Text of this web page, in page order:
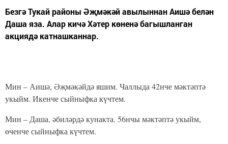
Безгә Тукай районы Әҗмәкәй авылыннан Аишә белән
Даша яза. Алар кичә Хәтер көненә багышланган
акциядә катнашканнар.
Мин – Аишә, Әҗмәкәйдә яшим. Чаллыда 42нче мәктәптә
укыйм. Икенче сыйныфка күчтем.
Мин – Даша, әбиләрдә кунакта. 56нчы мәктәптә укыйм,
өченче сыйныфка күчтем.